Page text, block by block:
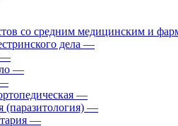
со средним медицинским и
дела —
—
—
—
—
—